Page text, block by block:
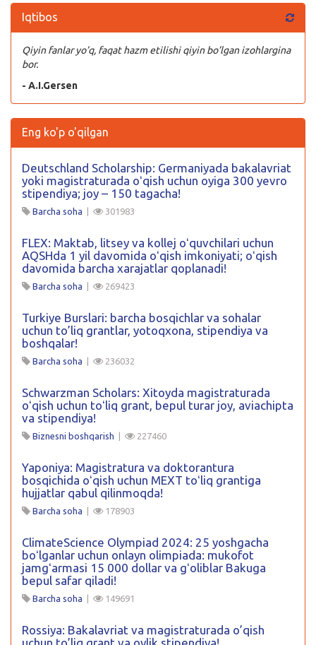
Iqtibos
Qiyin fanlar yo’q, faqat hazm etilishi qiyin bo’lgan izohlargina
bor.
- A.I.Gersen
Eng ko'p o'qilgan
Deutschland Scholarship: Germaniyada bakalavriat
yoki magistraturada oʻqish uchun oyiga 300 yevro
stipendiya; joy – 150 tagacha!
Barcha soha 301983
FLEX: Maktab, litsey va kollej oʻquvchilari uchun
AQSHda 1 yil davomida oʻqish imkoniyati; oʻqish
davomida barcha xarajatlar qoplanadi!
Barcha soha 269423
Turkiye Burslari: barcha bosqichlar va sohalar
uchun to’liq grantlar, yotoqxona, stipendiya va
boshqalar!
Barcha soha 236032
Schwarzman Scholars: Xitoyda magistraturada
oʻqish uchun toʻliq grant, bepul turar joy, aviachipta
va stipendiya!
Biznesni boshqarish 227460
Yaponiya: Magistratura va doktorantura
bosqichida oʻqish uchun MEXT toʻliq grantiga
hujjatlar qabul qilinmoqda!
Barcha soha 178903
ClimateScience Olympiad 2024: 25 yoshgacha
boʻlganlar uchun onlayn olimpiada: mukofot
jamgʻarmasi 15 000 dollar va gʻoliblar Bakuga
bepul safar qiladi!
Barcha soha 149691
Rossiya: Bakalavriat va magistraturada o’qish